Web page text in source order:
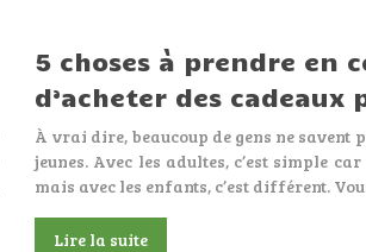
5 choses à prendre en
d’acheter des cadeaux
À vrai dire, beaucoup de gens ne savent
jeunes. Avec les adultes, c’est simple
mais avec les enfants, c’est différent.
Lire la suite